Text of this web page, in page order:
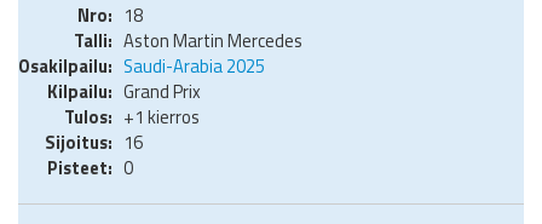
18
Aston Martin Mercedes
Saudi-Arabia 2025
Grand Prix
+1 kierros
16
0